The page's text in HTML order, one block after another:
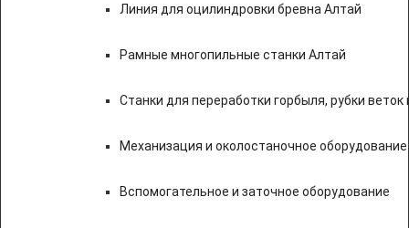
Линия для оцилиндровки бревна Алтай
Рамные многопильные станки Алтай
Станки для переработки горбыля, рубки веток
Механизация и околостаночное оборудование
Вспомогательное и заточное оборудование